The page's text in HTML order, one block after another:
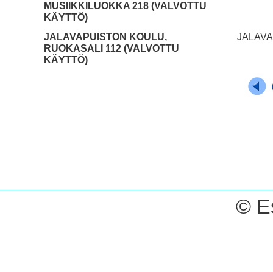
MUSIIKKILUOKKA 218 (VALVOTTU
KÄYTTÖ)
JALAVAPUISTON KOULU,
RUOKASALI 112 (VALVOTTU
KÄYTTÖ)
©